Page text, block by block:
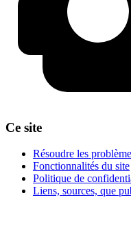
Ce site
Résoudre les
Fonctionnalités du site
Politique de
Liens, sources, que